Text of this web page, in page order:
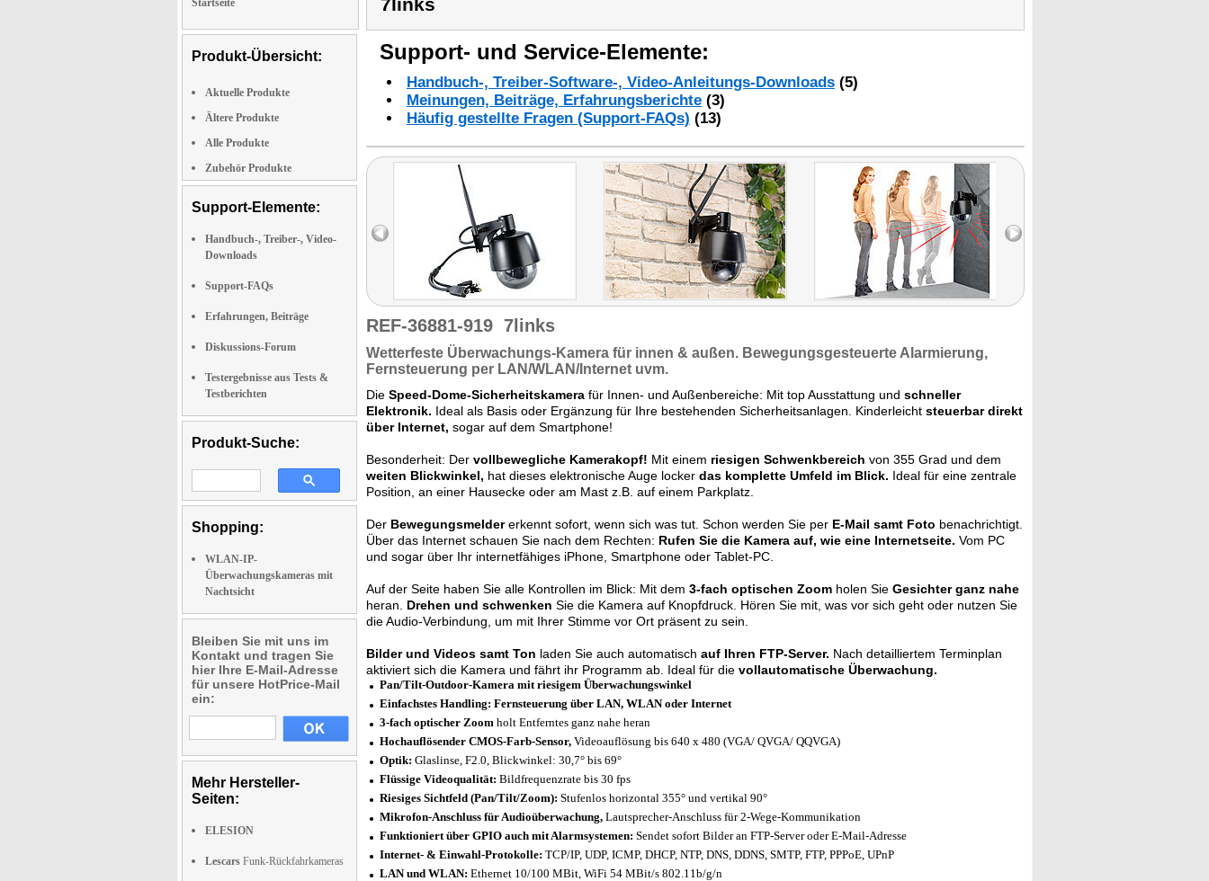
Startseite
Produkt-Übersicht:
Aktuelle Produkte
Ältere Produkte
Alle Produkte
Zubehör Produkte
Support-Elemente:
Handbuch-, Treiber-, Video-
Downloads
Support-FAQs
Erfahrungen, Beiträge
Diskussions-Forum
Testergebnisse aus Tests &
Testberichten
Produkt-Suche:
Shopping:
WLAN-IP-
Überwachungskameras mit
Nachtsicht
Bleiben Sie mit uns im
Kontakt und tragen Sie
hier Ihre E-Mail-Adresse
für unsere HotPrice-Mail
ein:
Mehr Hersteller-
Seiten:
ELESION
Lescars Funk-Rückfahrkameras
7links
Support- und Service-Elemente:
Handbuch-, Treiber-Software-, Video-Anleitungs-Downloads (5)
Meinungen, Beiträge, Erfahrungsberichte (3)
Häufig gestellte Fragen (Support-FAQs) (13)
REF-36881-919 7links
Wetterfeste Überwachungs-Kamera für innen & außen. Bewegungsgesteuerte Alarmierung,
Fernsteuerung per LAN/WLAN/Internet uvm.
Die Speed-Dome-Sicherheitskamera für Innen- und Außenbereiche: Mit top Ausstattung und schneller
Elektronik. Ideal als Basis oder Ergänzung für Ihre bestehenden Sicherheitsanlagen. Kinderleicht steuerbar direkt
über Internet, sogar auf dem Smartphone!
Besonderheit: Der vollbewegliche Kamerakopf! Mit einem riesigen Schwenkbereich von 355 Grad und dem
weiten Blickwinkel, hat dieses elektronische Auge locker das komplette Umfeld im Blick. Ideal für eine zentrale
Position, an einer Hausecke oder am Mast z.B. auf einem Parkplatz.
Der Bewegungsmeldererkennt sofort, wenn sich was tut. Schon werden Sie per E-Mail samt Foto benachrichtigt.
Über das Internet schauen Sie nach dem Rechten: Rufen Sie die Kamera auf, wie eine Internetseite. Vom PC
und sogar über Ihr internetfähiges iPhone, Smartphone oder Tablet-PC.
Auf der Seite haben Sie alle Kontrollen im Blick: Mit dem 3-fach optischen Zoom holen Sie Gesichter ganz nahe
heran. Drehen und schwenken Sie die Kamera auf Knopfdruck. Hören Sie mit, was vor sich geht oder nutzen Sie
die Audio-Verbindung, um mit Ihrer Stimme vor Ort präsent zu sein.
Bilder und Videos samt Ton laden Sie auch automatisch auf Ihren FTP-Server. Nach detailliertem Terminplan
aktiviert sich die Kamera und fährt ihr Programm ab. Ideal für die vollautomatische Überwachung.
Pan/Tilt-Outdoor-Kamera mit riesigem Überwachungswinkel
Einfachstes Handling: Fernsteuerung über LAN, WLAN oder Internet
3-fach optischer Zoom holt Entferntes ganz nahe heran
Hochauflösender CMOS-Farb-Sensor, Videoauflösung bis 640 x 480 (VGA/ QVGA/ QQVGA)
Optik: Glaslinse, F2.0, Blickwinkel: 30,7° bis 69°
Flüssige Videoqualität: Bildfrequenzrate bis 30 fps
Riesiges Sichtfeld (Pan/Tilt/Zoom): Stufenlos horizontal 355° und vertikal 90°
Mikrofon-Anschluss für Audioüberwachung, Lautsprecher-Anschluss für 2-Wege-Kommunikation
Funktioniert über GPIO auch mit Alarmsystemen: Sendet sofort Bilder an FTP-Server oder E-Mail-Adresse
Internet- & Einwahl-Protokolle: TCP/IP, UDP, ICMP, DHCP, NTP, DNS, DDNS, SMTP, FTP, PPPoE, UPnP
LAN und WLAN: Ethernet 10/100 MBit, WiFi 54 MBit/s 802.11b/g/n